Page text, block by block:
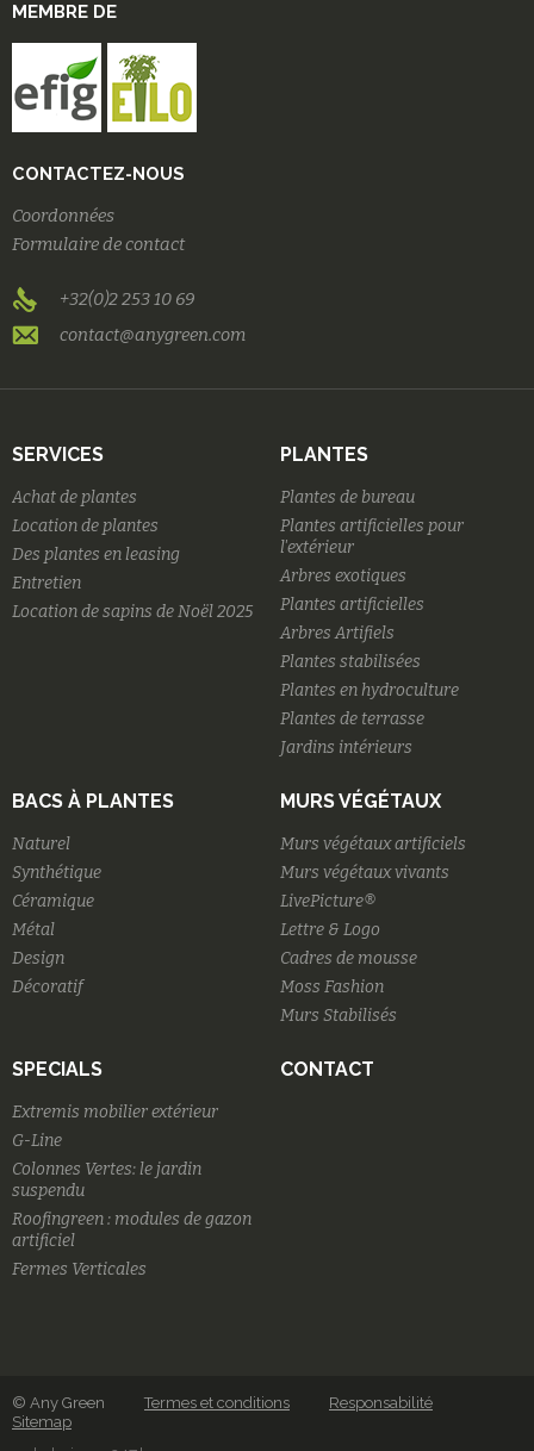
MEMBRE DE
CONTACTEZ-NOUS
Coordonnées
Formulaire de contact
+32(0)2 253 10 69
contact@anygreen.com
SERVICES
Achat de plantes
Location de plantes
Des plantes en leasing
Entretien
Location de sapins de Noël 2025
PLANTES
Plantes de bureau
Plantes artificielles pour
l'extérieur
Arbres exotiques
Plantes artificielles
Arbres Artifiels
Plantes stabilisées
Plantes en hydroculture
Plantes de terrasse
Jardins intérieurs
BACS À PLANTES
Naturel
Synthétique
Céramique
Métal
Design
Décoratif
MURS VÉGÉTAUX
Murs végétaux artificiels
Murs végétaux vivants
LivePicture®
Lettre & Logo
Cadres de mousse
Moss Fashion
Murs Stabilisés
SPECIALS
Extremis mobilier extérieur
G-Line
Colonnes Vertes: le jardin
suspendu
Roofingreen : modules de gazon
artificiel
Fermes Verticales
CONTACT
© Any Green Termes et conditions
Responsabilité
Sitemap